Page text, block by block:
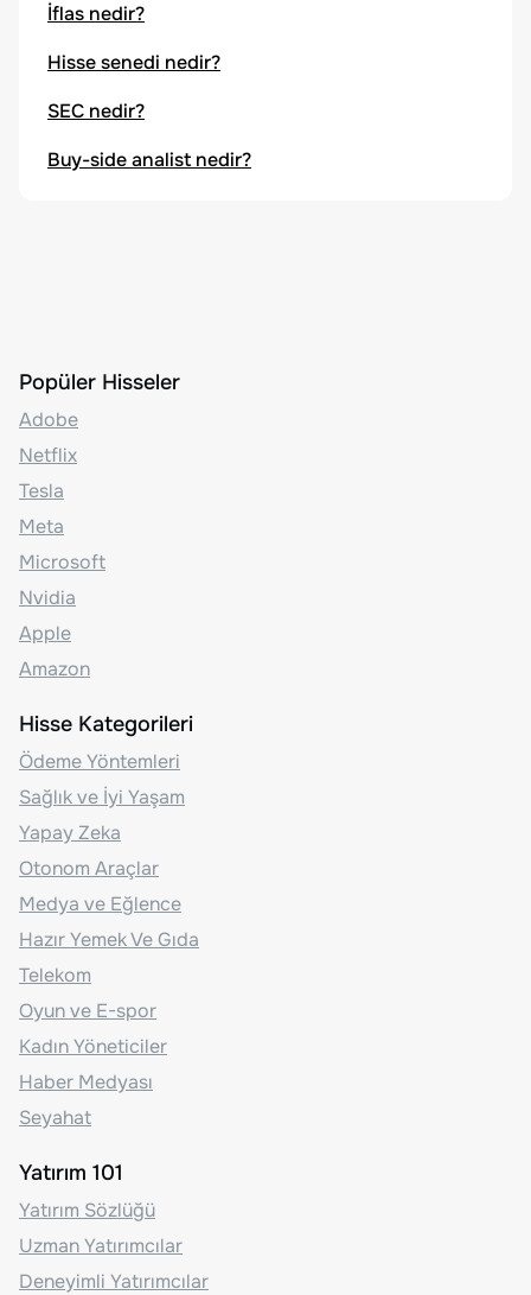
İflas nedir?
Hisse senedi nedir?
SEC nedir?
Buy-side analist nedir?
Popüler Hisseler
Adobe
Netflix
Tesla
Meta
Microsoft
Nvidia
Apple
Amazon
Hisse Kategorileri
Ödeme Yöntemleri
Sağlık ve İyi Yaşam
Yapay Zeka
Otonom Araçlar
Medya ve Eğlence
Hazır Yemek Ve Gıda
Telekom
Oyun ve E-spor
Kadın Yöneticiler
Haber Medyası
Seyahat
Yatırım 101
Yatırım Sözlüğü
Uzman Yatırımcılar
Deneyimli Yatırımcılar